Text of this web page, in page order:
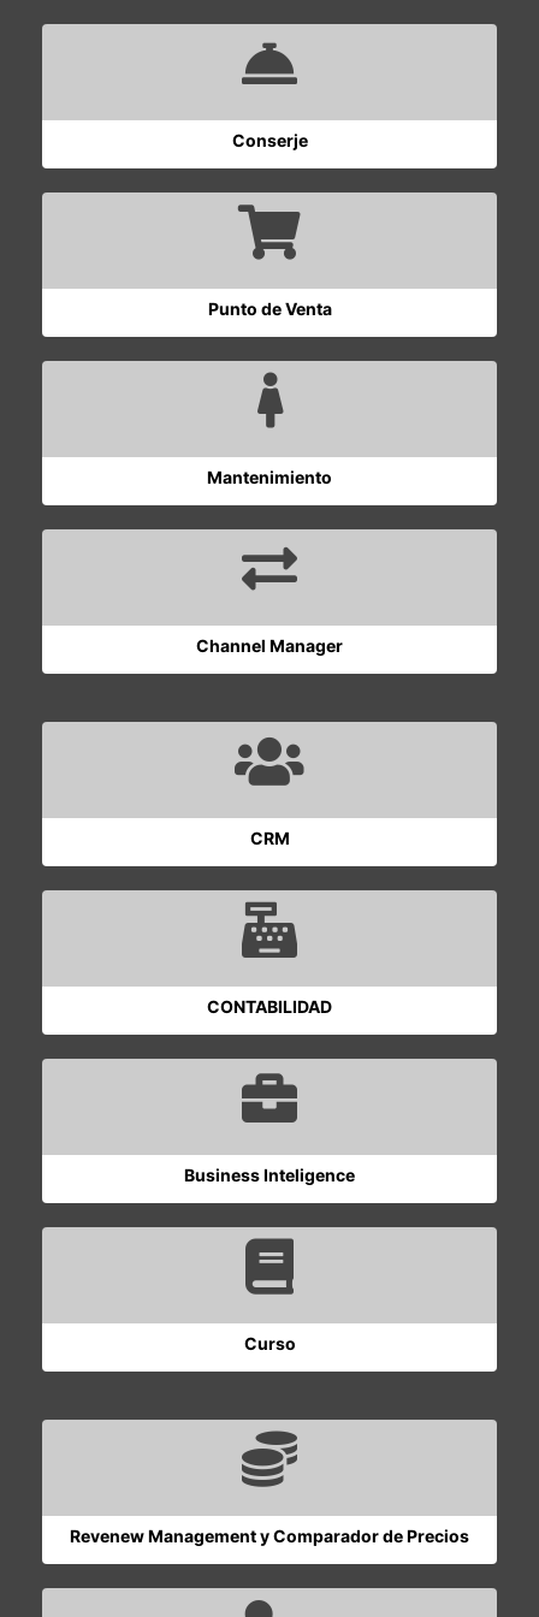
Conserje
Punto de Venta
Mantenimiento
Channel Manager
CRM
CONTABILIDAD
Business Inteligence
Curso
Revenew Management y Comparador de Precios